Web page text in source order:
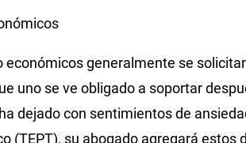
económicos generalmente se
uno se ve obligado a soportar
dejado con sentimientos de
(TEPT), su abogado agregará estos